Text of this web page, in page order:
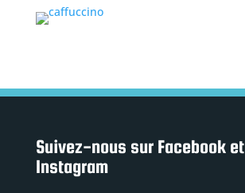
Suivez-nous sur Facebook et
Instagram